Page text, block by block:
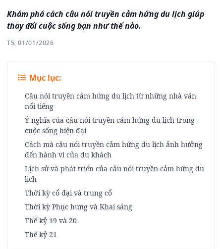
Khám phá cách câu nói truyền cảm hứng du lịch giúp
thay đổi cuộc sống bạn như thế nào.
T5, 01/01/2026
Mục lục:
Câu nói truyền cảm hứng du lịch từ những nhà văn
nổi tiếng
Ý nghĩa của câu nói truyền cảm hứng du lịch trong
cuộc sống hiện đại
Cách mà câu nói truyền cảm hứng du lịch ảnh hưởng
đến hành vi của du khách
Lịch sử và phát triển của câu nói truyền cảm hứng du
lịch
Thời kỳ cổ đại và trung cổ
Thời kỳ Phục hưng và Khai sáng
Thế kỷ 19 và 20
Thế kỷ 21